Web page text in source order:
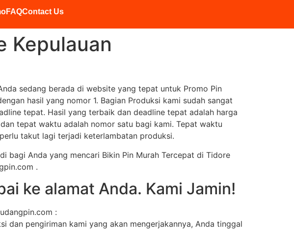
FAQContact Us
Kepulauan
sedang berada di website yang tepat untuk Promo Pin
hasil yang nomor 1. Bagian Produksi kami sudah sangat
tepat. Hasil yang terbaik dan deadline tepat adalah harga
tepat waktu adalah nomor satu bagi kami. Tepat waktu
takut lagi terjadi keterlambatan produksi.
bagi Anda yang mencari Bikin Pin Murah Tercepat di Tidore
.
ke alamat Anda. Kami Jamin!
:
dan pengiriman kami yang akan mengerjakannya, Anda tinggal